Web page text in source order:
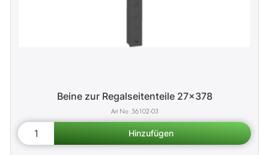
Beine zur Regalseitenteile 27x378
56102-03